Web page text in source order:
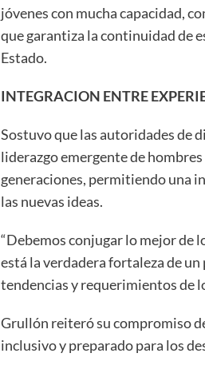
jóvenes con mucha capacidad,
que garantiza la continuidad de
Estado.
INTEGRACION ENTRE
Sostuvo que las autoridades de
liderazgo emergente de
generaciones, permitiendo una
las nuevas ideas.
“Debemos conjugar lo mejor de
está la verdadera fortaleza de
tendencias y requerimientos de
Grullón reiteró su compromiso
inclusivo y preparado para los